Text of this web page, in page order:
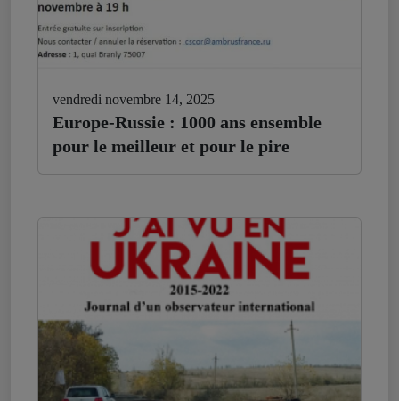
vendredi novembre 14, 2025
Europe-Russie : 1000 ans ensemble
pour le meilleur et pour le pire